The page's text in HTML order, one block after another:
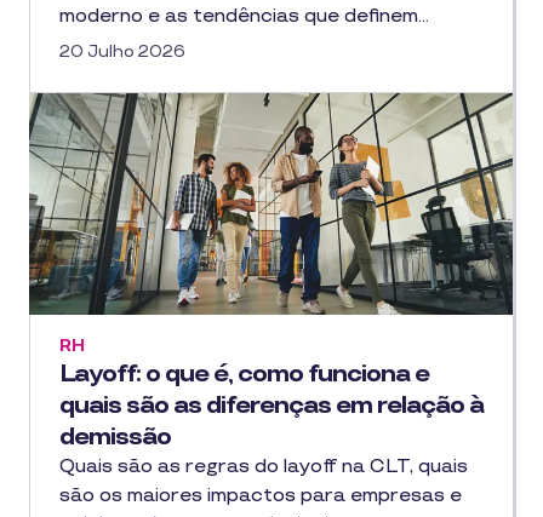
moderno e as tendências que definem…
20 Julho 2026
Layoff: o que é, como funciona e
quais são as diferenças em relação à
demissão
RH
Quais são as regras do layoff na CLT, quais
são os maiores impactos para empresas e